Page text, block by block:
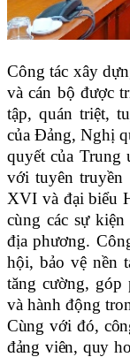
Công tác xây
và cán bộ được
tập, quán triệt,
của Đảng, Nghị
quyết của Trung
với tuyên truyền
XVI và đại biểu
cùng các sự
địa phương.
hội, bảo vệ nền
tăng cường, góp
và hành động
Cùng với đó,
đảng viên, quy